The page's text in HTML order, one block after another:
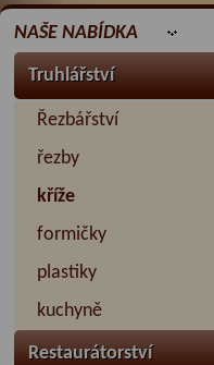
NAŠE NABÍDKA
Truhlářství
Řezbářství
řezby
kříže
formičky
plastiky
kuchyně
Restaurátorství